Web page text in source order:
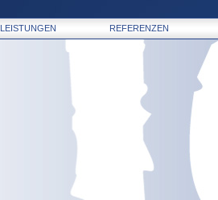
LEISTUNGEN REFERENZEN